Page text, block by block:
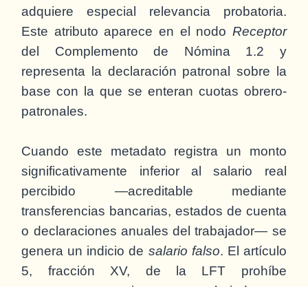
adquiere especial relevancia probatoria.
Este atributo aparece en el nodo Receptor
del Complemento de Nómina 1.2 y
representa la declaración patronal sobre la
base con la que se enteran cuotas obrero-
patronales.
Cuando este metadato registra un monto
significativamente inferior al salario real
percibido —acreditable mediante
transferencias bancarias, estados de cuenta
o declaraciones anuales del trabajador— se
genera un indicio de salario falso. El artículo
5, fracción XV, de la LFT prohíbe